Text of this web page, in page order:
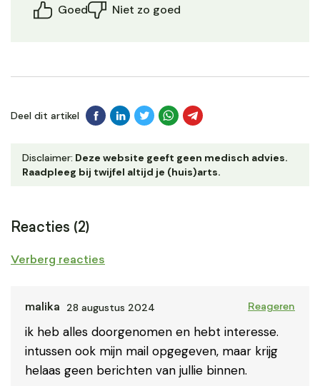
Goed Niet zo goed
Deel dit artikel
Disclaimer: Deze website geeft geen medisch advies.
Raadpleeg bij twijfel altijd je (huis)arts.
Reacties (2)
Verberg reacties
malika 28 augustus 2024 Reageren
ik heb alles doorgenomen en hebt interesse.
intussen ook mijn mail opgegeven, maar krijg
helaas geen berichten van jullie binnen.